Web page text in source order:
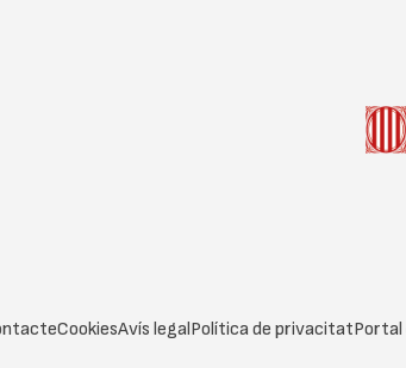
CookiesAvís legalPolítica de privacitatPortal